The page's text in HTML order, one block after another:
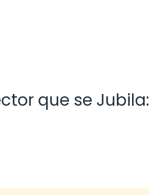
que se Jubila: